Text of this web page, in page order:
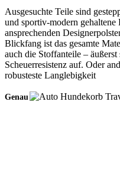
Ausgesuchte Teile sind
und sportiv-modern gehaltene
ansprechenden
Blickfang ist das gesamte
auch die Stoffanteile –
Scheuerresistenz auf. Oder
robusteste Langlebigkeit
Genau